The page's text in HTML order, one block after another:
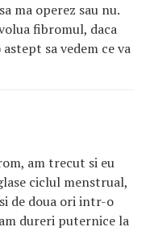
ma operez sau nu.
fibromul, daca
sa vedem ce va
am trecut si eu
ciclul menstrual,
de doua ori intr-o
dureri puternice la